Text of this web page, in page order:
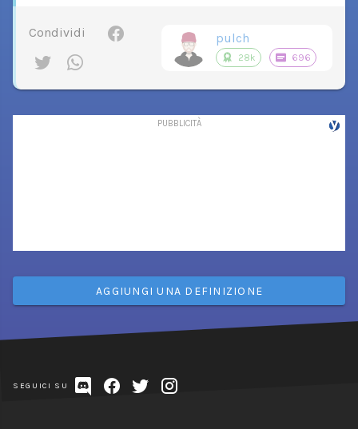
Condividi pulch
28k 696
AGGIUNGI UNA DEFINIZIONE
SEGUICI SU